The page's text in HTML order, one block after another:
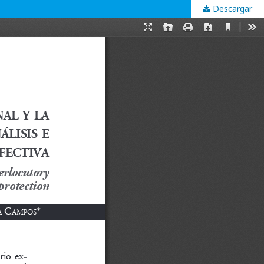
Descargar